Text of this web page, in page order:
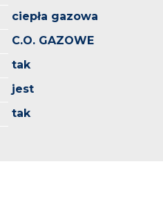
ciepła gazowa
C.O. GAZOWE
tak
jest
tak